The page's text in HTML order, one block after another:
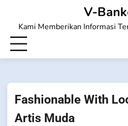
content
V-
Kami Memberikan Informasi
Fashionable With
Artis Muda